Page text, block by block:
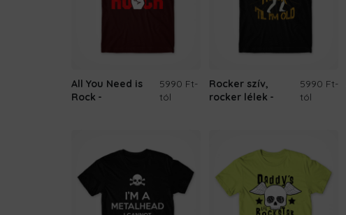
All You Need is
Rock
5990 Ft-
tól
Rocker szív,
rocker lélek
5990 Ft-
tól